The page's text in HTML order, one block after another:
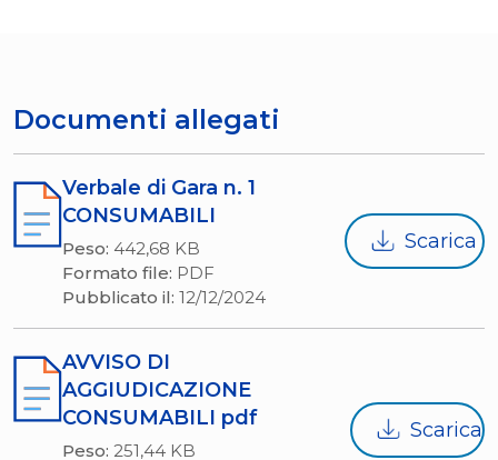
Documenti allegati
Verbale di Gara n. 1
CONSUMABILI
Peso: 442,68 KB
Formato file: PDF
Pubblicato il: 12/12/2024
Scarica
AVVISO DI
AGGIUDICAZIONE
CONSUMABILI pdf
Peso: 251,44 KB
Scarica